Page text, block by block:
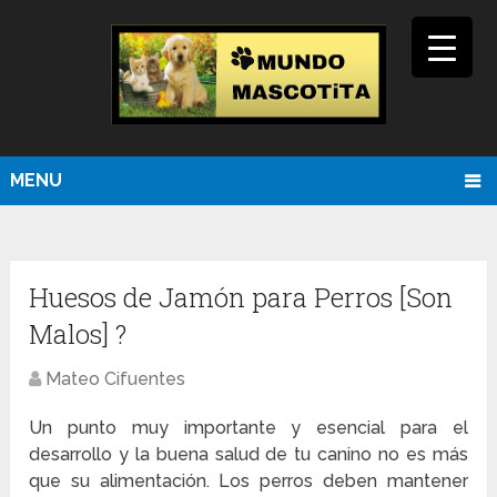
MENU
Huesos de Jamón para Perros [Son
Malos] ?
Mateo Cifuentes
Un punto muy importante y esencial para el
desarrollo y la buena salud de tu canino no es más
que su alimentación. Los perros deben mantener